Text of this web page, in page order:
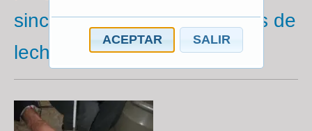
sincronización de las novillas de
leche
ACEPTAR SALIR